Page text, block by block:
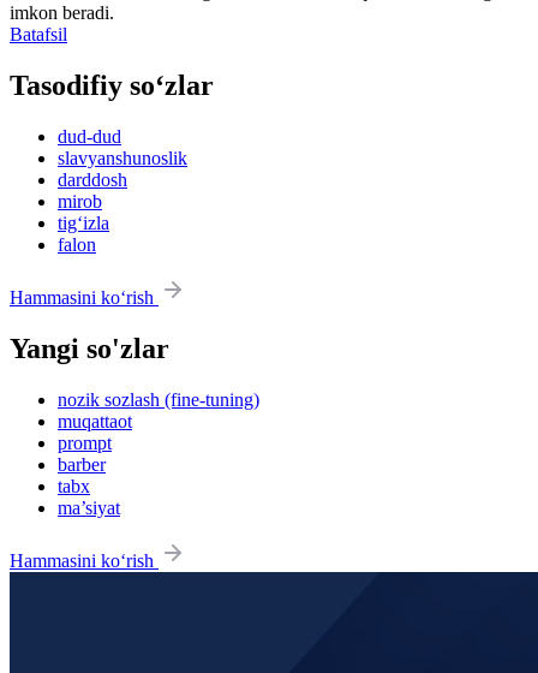
imkon beradi.
Batafsil
Tasodifiy so‘zlar
dud-dud
slavyanshunoslik
darddosh
mirob
tig‘izla
falon
Hammasini ko‘rish
Yangi so'zlar
nozik sozlash (fine-tuning)
muqattaot
prompt
barber
tabx
ma’siyat
Hammasini ko‘rish